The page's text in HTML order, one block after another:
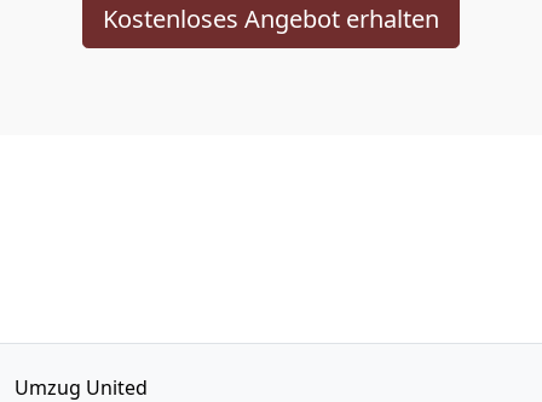
Kostenloses Angebot erhalten
Umzug United